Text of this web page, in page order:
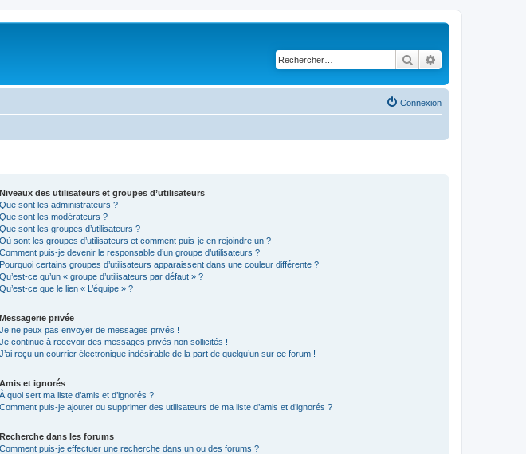
Rechercher
Connexion
Niveaux des utilisateurs et groupes d’utilisateurs
Que sont les administrateurs ?
Que sont les modérateurs ?
Que sont les groupes d’utilisateurs ?
Où sont les groupes d’utilisateurs et comment puis-je en rejoindre un ?
Comment puis-je devenir le responsable d’un groupe d’utilisateurs ?
Pourquoi certains groupes d’utilisateurs apparaissent dans une couleur différente ?
Qu’est-ce qu’un « groupe d’utilisateurs par défaut » ?
Qu’est-ce que le lien « L’équipe » ?
Messagerie privée
Je ne peux pas envoyer de messages privés !
Je continue à recevoir des messages privés non sollicités !
J’ai reçu un courrier électronique indésirable de la part de quelqu’un sur ce forum !
Amis et ignorés
À quoi sert ma liste d’amis et d’ignorés ?
Comment puis-je ajouter ou supprimer des utilisateurs de ma liste d’amis et d’ignorés ?
Recherche dans les forums
Comment puis-je effectuer une recherche dans un ou des forums ?